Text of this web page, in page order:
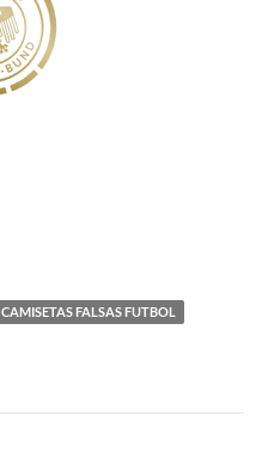
CAMISETAS FALSAS FUTBOL